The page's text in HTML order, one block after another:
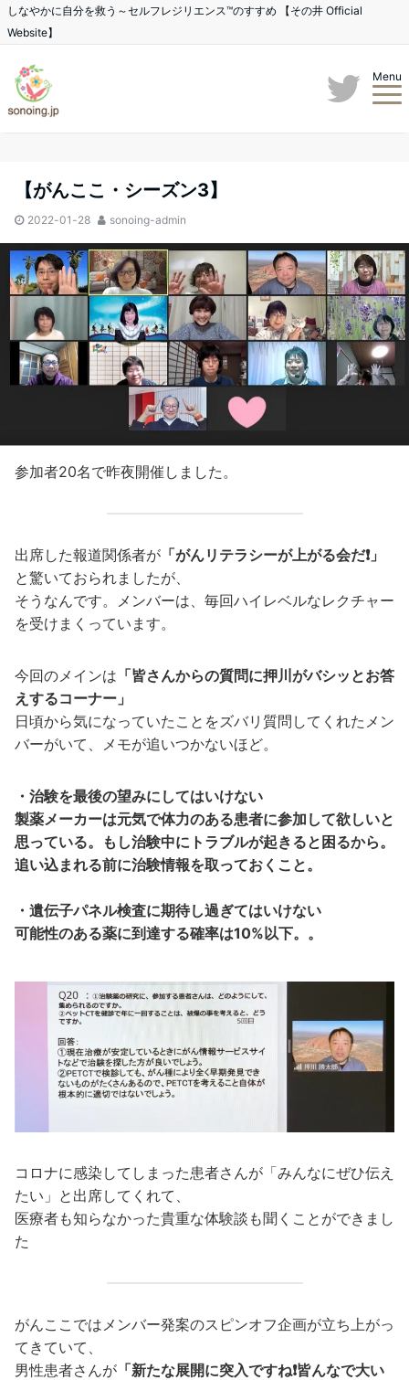
しなやかに自分を救う～セルフレジリエンス™のすすめ 【その井 Official
Website】
Menu
【がんここ・シーズン3】
2022-01-28 sonoing-admin
参加者20名で昨夜開催しました。
出席した報道関係者が 「がんリテラシーが上がる会だ❗️」
と驚いておられましたが、
そうなんです。メンバーは、毎回ハイレベルなレクチャー
を受けまくっています。
今回のメインは 「皆さんからの質問に押川がバシッとお答
えするコーナー」
日頃から気になっていたことをズバリ質問してくれたメン
バーがいて、メモが追いつかないほど。
・治験を最後の望みにしてはいけない
製薬メーカーは元気で体力のある患者に参加して欲しいと
思っている。もし治験中にトラブルが起きると困るから。
追い込まれる前に治験情報を取っておくこと。
・遺伝子パネル検査に期待し過ぎてはいけない
可能性のある薬に到達する確率は10%以下。。
コロナに感染してしまった患者さんが「みんなにぜひ伝え
たい」と出席してくれて、
医療者も知らなかった貴重な体験談も聞くことができまし
た
がんここではメンバー発案のスピンオフ企画が立ち上がっ
てきていて、
男性患者さんが 「新たな展開に突入ですね❗️皆んなで大い